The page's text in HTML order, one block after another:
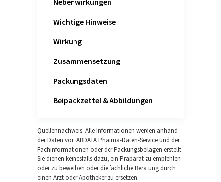
Wichtige Hinweise
Wirkung
Zusammensetzung
Packungsdaten
Beipackzettel & Abbildungen
Quellennachweis: Alle Informationen werden anhand
der Daten von ABDATA Pharma-Daten-Service und der
Fachinformationen oder der Packungsbeilagen erstellt.
Sie dienen keinesfalls dazu, ein Präparat zu empfehlen
oder zu bewerben oder die fachliche Beratung durch
einen Arzt oder Apotheker zu ersetzen.